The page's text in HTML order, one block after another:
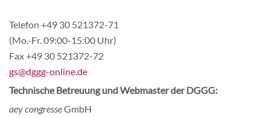
Telefon +49 30 521372-71
(Mo.-Fr. 09:00-15:00 Uhr)
Fax +49 30 521372-72
gs@dggg-online.de
Technische Betreuung und Webmaster der DGGG:
aey congresseGmbH